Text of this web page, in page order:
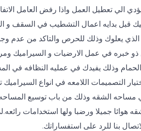
الي تعطيل العمل واذا رفض العامل
قبل بدايه اعمال التشطيب في السقف و
الذي يعلوك وذلك للحرص والتاكد من عدم
ذو خبره في عمل الارضيات و السيراميك
وذلك يفيدك في عمليه النظافه في
التصميمات اللامعه في انواع
مساحه الشقه وذلك من باب توسيع
هوائا جميلا ورضبا ولها استخدامات
بنا للرد على استفساراتك.